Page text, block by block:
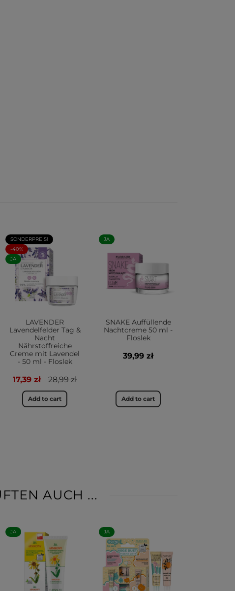
SONDERPREIS!
-40%
JA
LAVENDER
Lavendelfelder Tag &
Nacht
Nährstoffreiche
Creme mit Lavendel
- 50 ml - Floslek
17,39 zł 28,99 zł
Add to cart
JA
SNAKE Auffüllende
Nachtcreme 50 ml -
Floslek
39,99 zł
Add to cart
AUCH ...
JA JA